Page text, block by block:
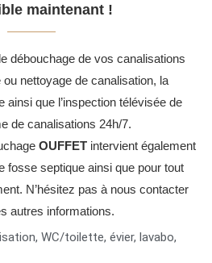
maintenant !
débouchage de vos canalisations
nettoyage de canalisation, la
ainsi que l’inspection télévisée de
de canalisations 24h/7.
OUFFET intervient également
fosse septique ainsi que pour tout
N’hésitez pas à nous contacter
autres informations.
WC/toilette, évier, lavabo,